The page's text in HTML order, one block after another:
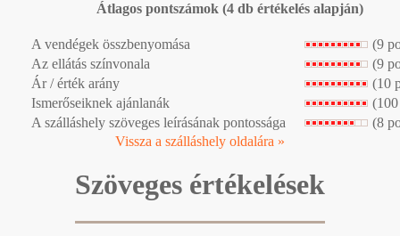
Átlagos pontszámok (4 db értékelés alapján)
A vendégek összbenyomása
(9
Az ellátás színvonala
(9
Ár / érték arány
(10
Ismerőseiknek ajánlanák
A szálláshely szöveges leírásának pontossága
(8
Vissza a szálláshely oldalára »
Szöveges értékelések